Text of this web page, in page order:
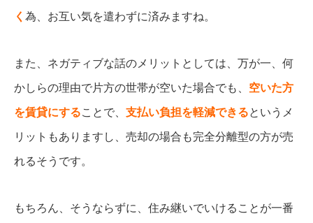
く 為、お互い気を遣わずに済みますね。
また、ネガティブな話のメリットとしては、万が一、何
かしらの理由で片方の世帯が空いた場合でも、 空いた方
を賃貸にすることで、 支払い負担を軽減できるというメ
リットもありますし、売却の場合も完全分離型の方が売
れるそうです。
もちろん、そうならずに、住み継いでいけることが一番